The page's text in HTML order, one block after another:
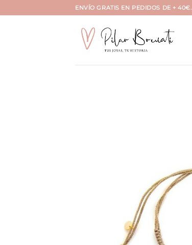
al
ENVÍO GRATIS EN PEDIDOS DE + 40€.